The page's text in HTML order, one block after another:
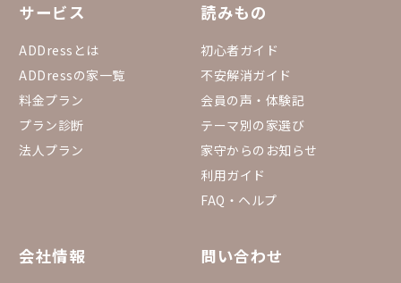
サービス
ADDressとは
ADDressの家一覧
料金プラン
プラン診断
法人プラン
読みもの
初心者ガイド
不安解消ガイド
会員の声・体験記
テーマ別の家選び
家守からのお知らせ
利用ガイド
FAQ・ヘルプ
会社情報 問い合わせ